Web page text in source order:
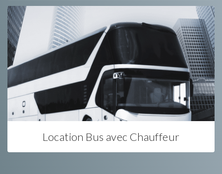
Location Bus avec Chauffeur